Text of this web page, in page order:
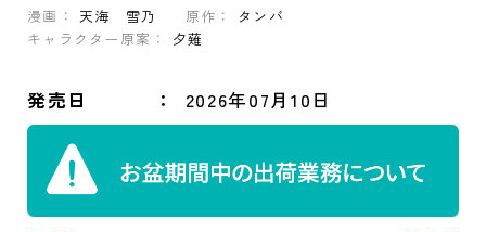
漫画： 天海 雪乃 原作：
タンバ
キャラクター原案：
夕薙
発売日 2026年07月10日